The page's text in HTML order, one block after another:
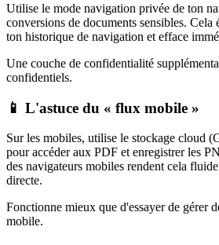
Utilise le mode navigation privée de ton
conversions de documents sensibles.
ton historique de navigation et efface
Une couche de confidentialité
confidentiels.
📱 L'astuce du « flux mobile »
Sur les mobiles, utilise le stockage cloud
pour accéder aux PDF et enregistrer les
des navigateurs mobiles rendent cela
directe.
Fonctionne mieux que d'essayer de gérer
mobile.